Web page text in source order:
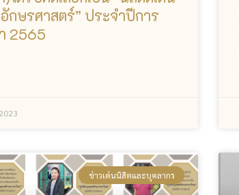
กษรศาสตร์” ประจำปีการ
2565
ข่าวเด่นนิสิตและบุคลากร